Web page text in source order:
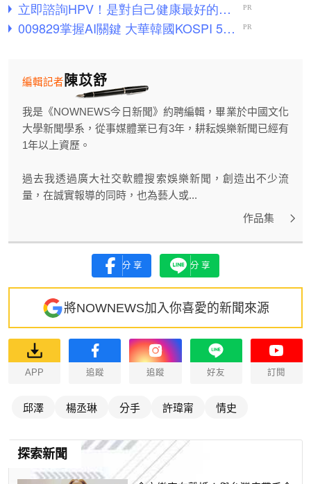
陳苡舒
編輯記者
我是《NOWNEWS今日新聞》約聘編輯，畢業於中國文化
大學新聞學系，從事媒體業已有3年，耕耘娛樂新聞已經有
1年以上資歷。
過去我透過廣大社交軟體搜索娛樂新聞，創造出不少流
量，在誠實報導的同時，也為藝人或...
作品集
分享 分享
將NOWNEWS加入你喜愛的新聞來源
APP 追蹤 追蹤 好友 訂閱
邱澤 楊丞琳 分手 許瑋甯 情史
探索新聞